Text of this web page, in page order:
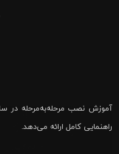
آموزش نصب مرحله‌به‌مرحله در
راهنمایی کامل ارائه می‌دهد.